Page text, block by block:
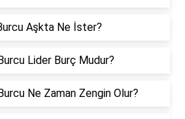
Aşkta Ne İster?
Lider Burç Mudur?
Ne Zaman Zengin Olur?